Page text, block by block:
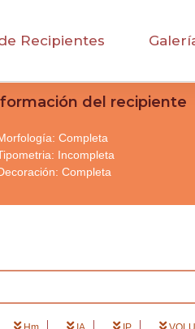
Recipientes
del recipiente
Completa
Incompleta
Completa